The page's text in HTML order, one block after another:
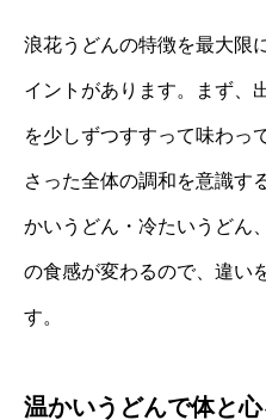
浪花うどんの特徴を最大限
イントがあります。まず、
を少しずつすすって味わっ
さった全体の調和を意識す
かいうどん・冷たいうどん
の食感が変わるので、違い
す。
温かいうどんで体と